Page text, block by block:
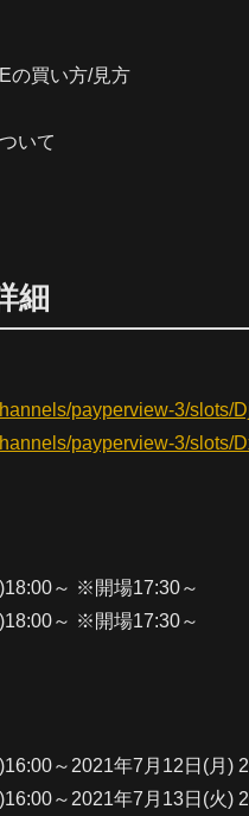
の買い方/見方
いて
細
payperview-3/slots/
payperview-3/slots/
～ ※開場17:30～
～ ※開場17:30～
～2021年7月12日(月)
～2021年7月13日(火)